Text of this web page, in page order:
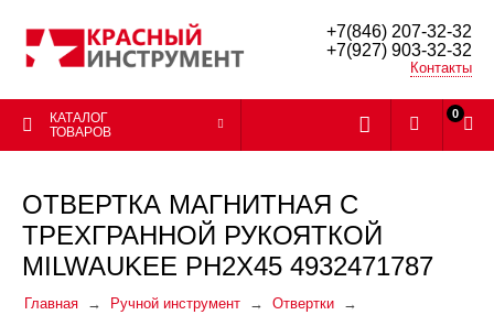
+7(846) 207-32-32
+7(927) 903-32-32
Контакты
КАТАЛОГ
ТОВАРОВ
0
ОТВЕРТКА МАГНИТНАЯ С
ТРЕХГРАННОЙ РУКОЯТКОЙ
MILWAUKEE PH2X45 4932471787
Главная Ручной инструмент
Отвертки